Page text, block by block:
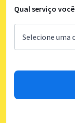
Qual serviço